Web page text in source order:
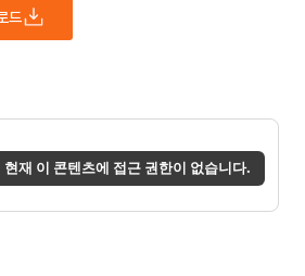
드
현재 이 콘텐츠에 접근 권한이 없습니다.